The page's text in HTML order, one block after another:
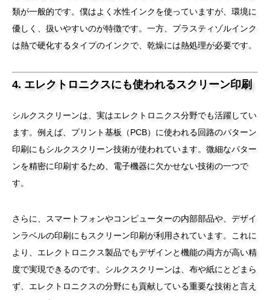
類が一般的です。僕はよく水性インクを使っていますが、環境に
優しく、扱いやすいのが特徴です。一方、プラスティゾルインク
は熱で硬化するタイプのインクで、乾燥には熱処理が必要です。
4. エレクトロニクスにも使われるスクリーン印刷
シルクスクリーンは、実はエレクトロニクス分野でも活躍してい
ます。例えば、プリント基板（PCB）に使われる回路のパターン
印刷にもシルクスクリーン技術が使われています。微細なパター
ンを精密に印刷するため、電子機器に欠かせない技術の一つで
す。
さらに、スマートフォンやコンピューターの内部部品や、デザイ
ンラベルの印刷にもスクリーン印刷が利用されています。これに
より、エレクトロニクス製品でもデザインと機能の両方が高い精
度で実現できるのです。シルクスクリーンは、布や紙にとどまら
ず、エレクトロニクスの分野にも貢献している重要な技術と言え